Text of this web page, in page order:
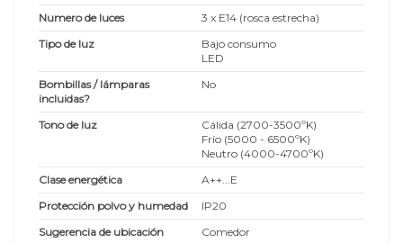
Numero de luces
3 x E14 (rosca estrecha)
Tipo de luz
Bajo consumo
LED
Bombillas / lámparas
incluidas?
No
Tono de luz
Cálida (2700-3500ºK)
Frío (5000 - 6500ºK)
Neutro (4000-4700ºK)
Clase energética
A++...E
Protección polvo y humedad
IP20
Sugerencia de ubicación
Comedor